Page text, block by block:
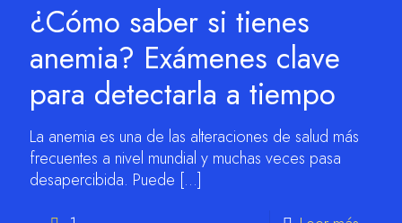
¿Cómo saber si tienes
anemia? Exámenes clave
para detectarla a tiempo
La anemia es una de las alteraciones de salud más
frecuentes a nivel mundial y muchas veces pasa
desapercibida. Puede […]